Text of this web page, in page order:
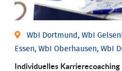
WbI Dortmund, WbI
Essen, WbI Oberhausen, WbI
Individu­elles Karrierecoaching